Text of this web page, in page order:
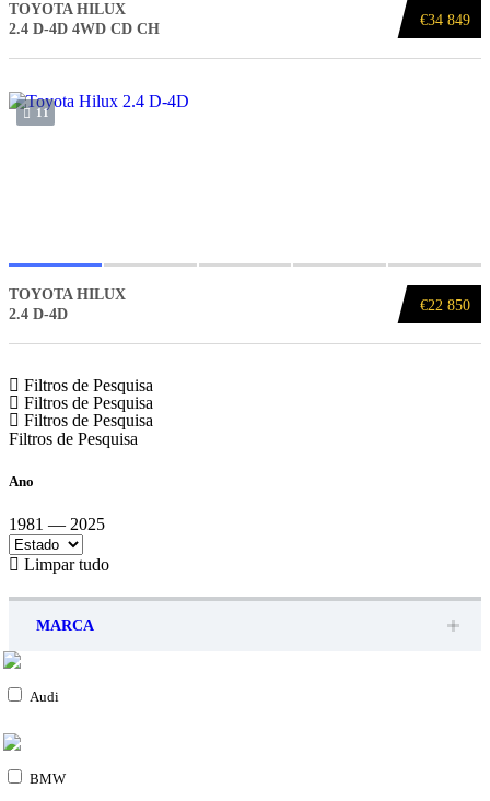
€34 849
TOYOTA HILUX
2.4 D-4D 4WD CD CH
11
€22 850
TOYOTA HILUX
2.4 D-4D
Filtros de Pesquisa
Filtros de Pesquisa
Filtros de Pesquisa
Filtros de Pesquisa
Ano
1981 — 2025
Limpar tudo
MARCA
Audi
BMW